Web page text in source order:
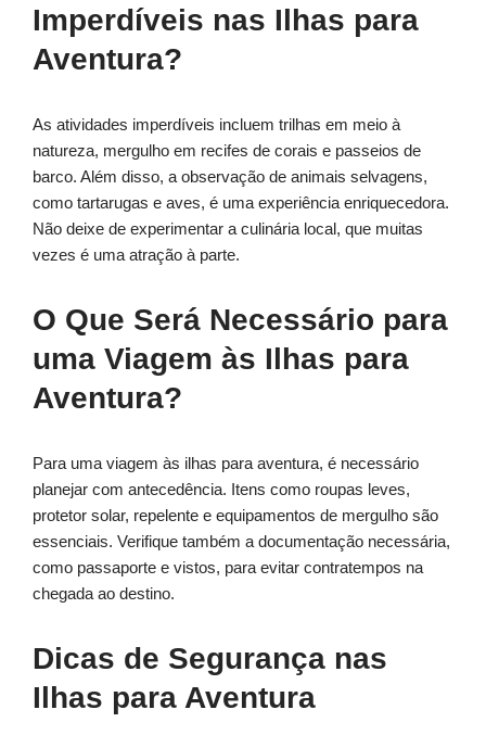
Imperdíveis nas Ilhas para
Aventura?
As atividades imperdíveis incluem trilhas em meio à
natureza, mergulho em recifes de corais e passeios de
barco. Além disso, a observação de animais selvagens,
como tartarugas e aves, é uma experiência enriquecedora.
Não deixe de experimentar a culinária local, que muitas
vezes é uma atração à parte.
O Que Será Necessário para
uma Viagem às Ilhas para
Aventura?
Para uma viagem às ilhas para aventura, é necessário
planejar com antecedência. Itens como roupas leves,
protetor solar, repelente e equipamentos de mergulho são
essenciais. Verifique também a documentação necessária,
como passaporte e vistos, para evitar contratempos na
chegada ao destino.
Dicas de Segurança nas
Ilhas para Aventura